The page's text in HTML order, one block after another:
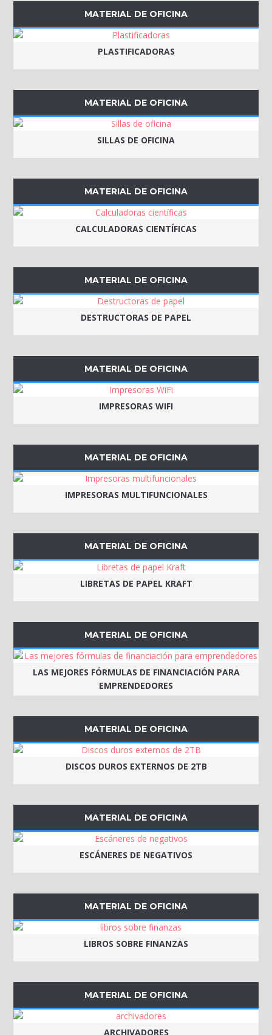
MATERIAL DE OFICINA
PLASTIFICADORAS
MATERIAL DE OFICINA
SILLAS DE OFICINA
MATERIAL DE OFICINA
CALCULADORAS CIENTÍFICAS
MATERIAL DE OFICINA
DESTRUCTORAS DE PAPEL
MATERIAL DE OFICINA
IMPRESORAS WIFI
MATERIAL DE OFICINA
IMPRESORAS MULTIFUNCIONALES
MATERIAL DE OFICINA
LIBRETAS DE PAPEL KRAFT
MATERIAL DE OFICINA
LAS MEJORES FÓRMULAS DE FINANCIACIÓN PARA
EMPRENDEDORES
MATERIAL DE OFICINA
DISCOS DUROS EXTERNOS DE 2TB
MATERIAL DE OFICINA
ESCÁNERES DE NEGATIVOS
MATERIAL DE OFICINA
LIBROS SOBRE FINANZAS
MATERIAL DE OFICINA
ARCHIVADORES